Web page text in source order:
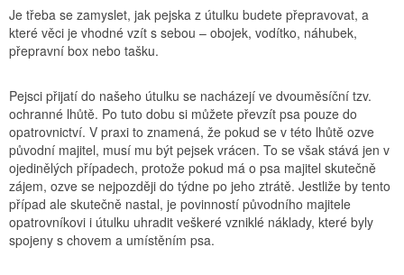
Je třeba se zamyslet, jak pejska z útulku budete přepravovat, a
které věci je vhodné vzít s sebou – obojek, vodítko, náhubek,
přepravní box nebo tašku.
Pejsci přijatí do našeho útulku se nacházejí ve dvouměsíční tzv.
ochranné lhůtě. Po tuto dobu si můžete převzít psa pouze do
opatrovnictví. V praxi to znamená, že pokud se v této lhůtě ozve
původní majitel, musí mu být pejsek vrácen. To se však stává jen v
ojedinělých případech, protože pokud má o psa majitel skutečně
zájem, ozve se nejpozději do týdne po jeho ztrátě. Jestliže by tento
případ ale skutečně nastal, je povinností původního majitele
opatrovníkovi i útulku uhradit veškeré vzniklé náklady, které byly
spojeny s chovem a umístěním psa.